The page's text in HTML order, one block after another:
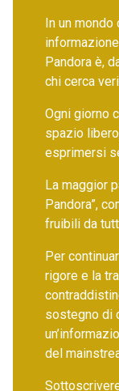
In un mondo
Pandora è,
chi cerca
Ogni giorno
spazio
esprimersi
La maggior
Pandora”,
fruibili da
Per
rigore e la
sostegno di
del